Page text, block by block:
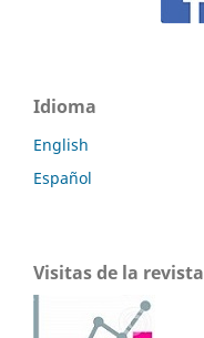
Idioma
English
Español
Visitas de la revista